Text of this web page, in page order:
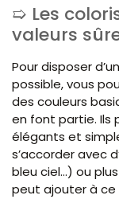
Les
valeurs
Pour disposer
possible, vous
des couleurs
en font partie. Ils
élégants et
s’accorder avec
bleu ciel…) ou
peut ajouter à ce